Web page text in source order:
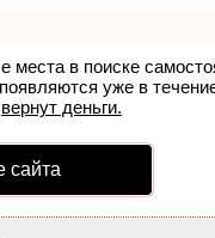
места в поиске
уже в
вернут деньги.
сайта